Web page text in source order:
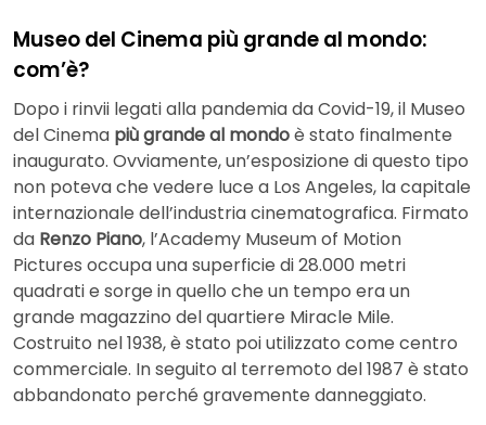
Museo del Cinema più grande al mondo:
com’è?
Dopo i rinvii legati alla pandemia da Covid-19, il Museo
del Cinema più grande al mondoè stato finalmente
inaugurato. Ovviamente, un’esposizione di questo tipo
non poteva che vedere luce a Los Angeles, la capitale
internazionale dell’industria cinematografica. Firmato
da Renzo Piano, l’Academy Museum of Motion
Pictures occupa una superficie di 28.000 metri
quadrati e sorge in quello che un tempo era un
grande magazzino del quartiere Miracle Mile.
Costruito nel 1938, è stato poi utilizzato come centro
commerciale. In seguito al terremoto del 1987 è stato
abbandonato perché gravemente danneggiato.